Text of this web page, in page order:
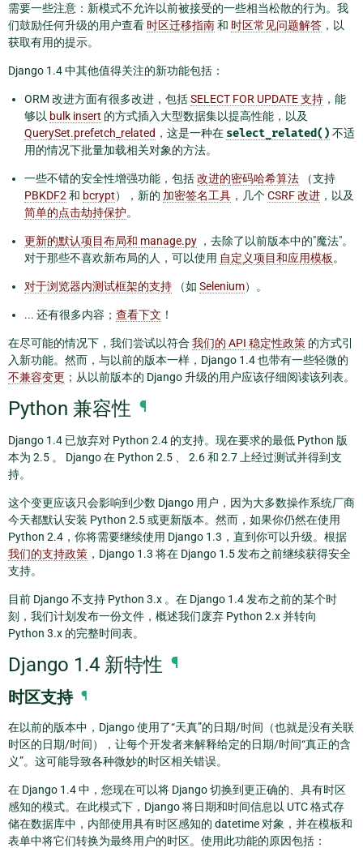
需要一些注意：新模式不允许以前被接受的一些相当松散的行为。我
们鼓励任何升级的用户查看 时区迁移指南和 时区常见问题解答 ，以
获取有用的提示。
Django 1.4 中其他值得关注的新功能包括：
ORM 改进方面有很多改进，包括SELECT FOR UPDATE 支持 ，能
够以 bulk insert 的方式插入大型数据集以提高性能，以及
QuerySet.prefetch_related ，这是一种在 select_related() 不适
用的情况下批量加载相关对象的方法。
一些不错的安全性增强功能，包括改进的密码哈希算法 （支持
PBKDF2和 bcrypt），新的 加密签名工具 ，几个CSRF 改进 ，以及
简单的点击劫持保护。
更新的默认项目布局和 manage.py ，去除了以前版本中的"魔法"。
对于那些不喜欢新布局的人，可以使用 自定义项目和应用模板。
对于浏览器内测试框架的支持 （如 Selenium）。
... 还有很多内容； 查看下文 ！
在尽可能的情况下，我们尝试以符合 我们的 API 稳定性政策 的方式引
入新功能。然而，与以前的版本一样，Django 1.4 也带有一些轻微的
不兼容变更 ；从以前版本的 Django 升级的用户应该仔细阅读该列表。
Python 兼容性 ¶
Django 1.4 已放弃对 Python 2.4 的支持。现在要求的最低 Python 版
本为 2.5 。 Django 在 Python 2.5 、 2.6 和 2.7 上经过测试并得到支
持。
这个变更应该只会影响到少数 Django 用户，因为大多数操作系统厂商
今天都默认安装 Python 2.5 或更新版本。然而，如果你仍然在使用
Python 2.4，你将需要继续使用 Django 1.3，直到你可以升级。根据
我们的支持政策 ，Django 1.3 将在 Django 1.5 发布之前继续获得安全
支持。
目前 Django 不支持 Python 3.x 。在 Django 1.4 发布之前的某个时
刻，我们计划发布一份文件，概述我们废弃 Python 2.x 并转向
Python 3.x 的完整时间表。
Django 1.4 新特性 ¶
时区支持 ¶
在以前的版本中，Django 使用了“天真”的日期/时间（也就是没有关联
时区的日期/时间），让每个开发者来解释给定的日期/时间“真正的含
义”。这可能导致各种微妙的时区相关错误。
在 Django 1.4 中，您现在可以将 Django 切换到更正确的、具有时区
感知的模式。在此模式下，Django 将日期和时间信息以 UTC 格式存
储在数据库中，内部使用具有时区感知的 datetime 对象，并在模板和
表单中将它们转换为最终用户的时区。使用此功能的原因包括：